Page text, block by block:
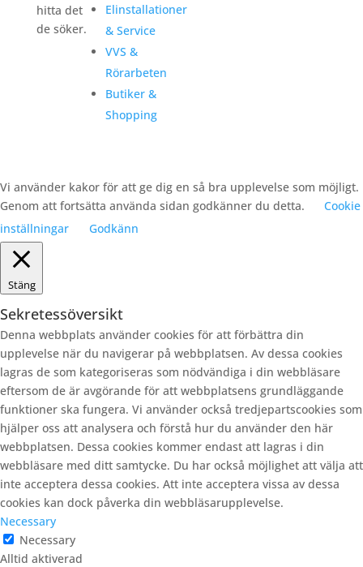
hitta det
de söker.
Elinstallationer
& Service
VVS &
Rörarbeten
Butiker &
Shopping
Vi använder kakor för att ge dig en så bra upplevelse som möjligt.
Genom att fortsätta använda sidan godkänner du detta.
Cookie
inställningar
Godkänn
Stäng
Sekretessöversikt
Denna webbplats använder cookies för att förbättra din
upplevelse när du navigerar på webbplatsen. Av dessa cookies
lagras de som kategoriseras som nödvändiga i din webbläsare
eftersom de är avgörande för att webbplatsens grundläggande
funktioner ska fungera. Vi använder också tredjepartscookies som
hjälper oss att analysera och förstå hur du använder den här
webbplatsen. Dessa cookies kommer endast att lagras i din
webbläsare med ditt samtycke. Du har också möjlighet att välja att
inte acceptera dessa cookies. Att inte acceptera vissa av dessa
cookies kan dock påverka din webbläsarupplevelse.
Necessary
Necessary
Alltid aktiverad